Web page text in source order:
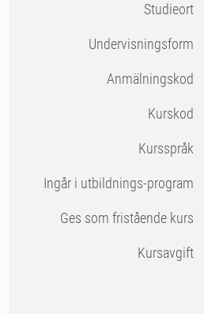
Studieort
Undervisningsform
Anmälningskod
Kurskod
Kursspråk
Ingår i utbildnings-program
Ges som fristående kurs
Kursavgift